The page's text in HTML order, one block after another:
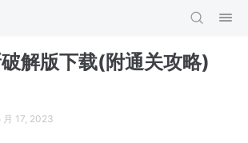
解版下载(附通关攻略)
月 17, 2023